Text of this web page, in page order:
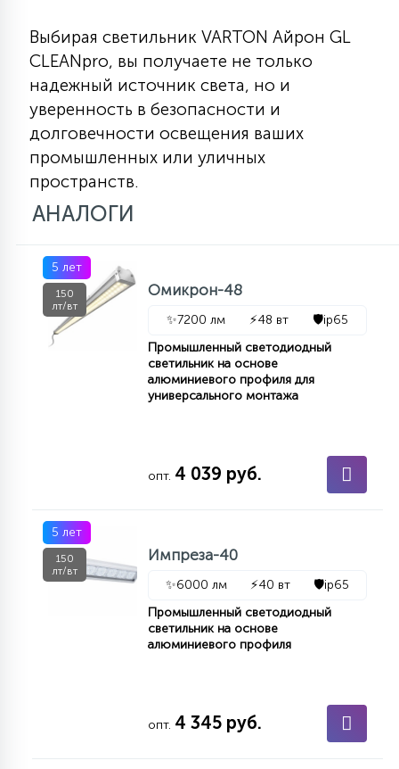
Выбирая светильник VARTON Айрон GL
CLEANpro, вы получаете не только
надежный источник света, но и
уверенность в безопасности и
долговечности освещения ваших
промышленных или уличных
пространств.
АНАЛОГИ
5 лет
150
лт/вт
Омикрон-48
✨7200 лм ⚡48 вт 🛡️ip65
Промышленный светодиодный
светильник на основе
алюминиевого профиля для
универсального монтажа
опт. 4 039 руб.
5 лет
150
лт/вт
Импреза-40
✨6000 лм ⚡40 вт 🛡️ip65
Промышленный светодиодный
светильник на основе
алюминиевого профиля
опт. 4 345 руб.